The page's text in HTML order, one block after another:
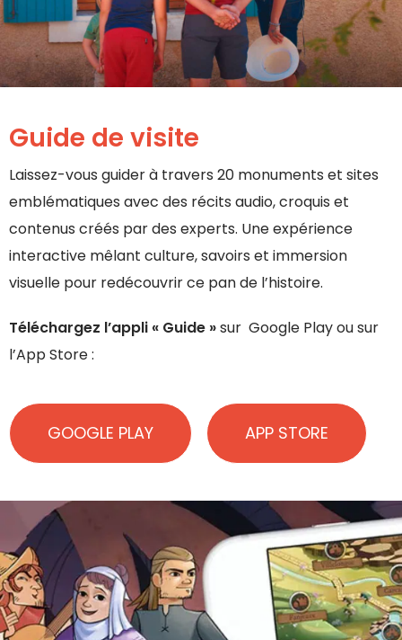
Guide de visite
Laissez-vous guider à travers 20 monuments et sites
emblématiques avec des récits audio, croquis et
contenus créés par des experts. Une expérience
interactive mêlant culture, savoirs et immersion
visuelle pour redécouvrir ce pan de l’histoire.
Téléchargez l’appli « Guide »sur Google Play ou sur
l’App Store :
GOOGLE PLAY APP STORE